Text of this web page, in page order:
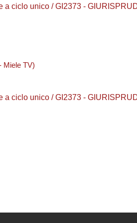
a ciclo unico / GI2373 -
Miele TV)
a ciclo unico / GI2373 -